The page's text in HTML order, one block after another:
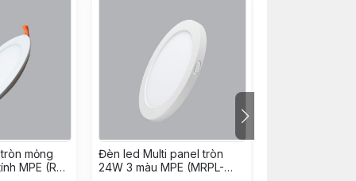
sau thời gian dài sử dụng.
mỏng
MPE (RP-
Đèn led Multi panel tròn
24W 3 màu MPE (MRPL-